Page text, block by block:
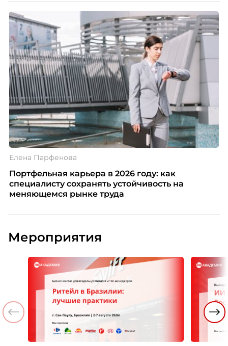
Елена Парфенова
Портфельная карьера в 2026 году: как
специалисту сохранять устойчивость на
меняющемся рынке труда
Мероприятия